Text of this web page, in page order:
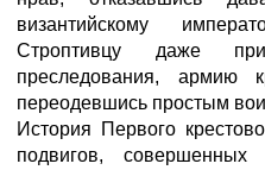
византийскому
Строптивцу даже
преследования, армию
переодевшись простым
История Первого
подвигов, совершенных